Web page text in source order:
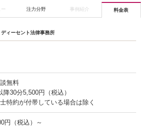
ー 注力分野 事例紹介 料金表
ィーセント法律事務所
無料
降30分5,500円（税込）
特約が付帯している場合は除く
円（税込）～